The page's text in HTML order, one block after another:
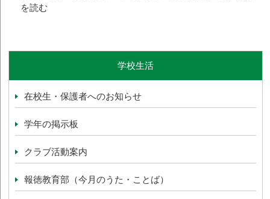
を読む
学校生活
在校生・保護者へのお知らせ
学年の掲示板
クラブ活動案内
報徳教育部（今月のうた・ことば）